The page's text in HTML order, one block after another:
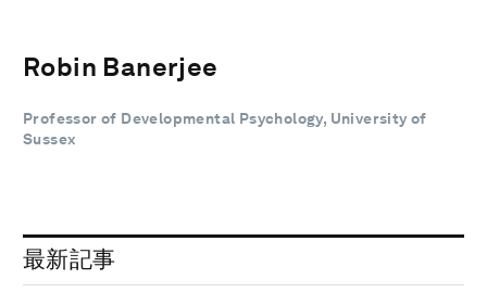
Robin Banerjee
Professor of Developmental Psychology, University of
Sussex
最新記事